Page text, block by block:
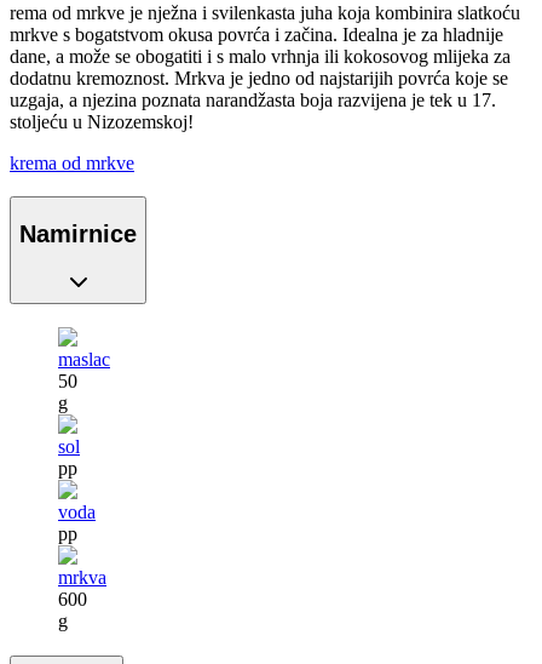
rema od mrkve je nježna i svilenkasta juha koja kombinira slatkoću
mrkve s bogatstvom okusa povrća i začina. Idealna je za hladnije
dane, a može se obogatiti i s malo vrhnja ili kokosovog mlijeka za
dodatnu kremoznost. Mrkva je jedno od najstarijih povrća koje se
uzgaja, a njezina poznata narandžasta boja razvijena je tek u 17.
stoljeću u Nizozemskoj!
krema od mrkve
Namirnice
maslac
50
g
sol
pp
voda
pp
mrkva
600
g